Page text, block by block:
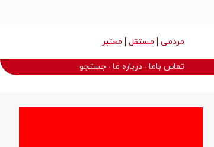
مردمی مستقل معتبر
تماس باما درباره ما جستجو